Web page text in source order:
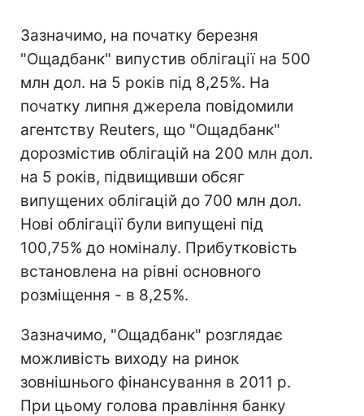
Зазначимо, на початку березня
"Ощадбанк" випустив облігації на 500
млн дол. на 5 років під 8,25%. На
початку липня джерела повідомили
агентству Reuters, що "Ощадбанк"
дорозмістив облігацій на 200 млн дол.
на 5 років, підвищивши обсяг
випущених облігацій до 700 млн дол.
Нові облігації були випущені під
100,75% до номіналу. Прибутковість
встановлена на рівні основного
розміщення - в 8,25%.
Зазначимо, "Ощадбанк" розглядає
можливість виходу на ринок
зовнішнього фінансування в 2011 р.
При цьому голова правління банку